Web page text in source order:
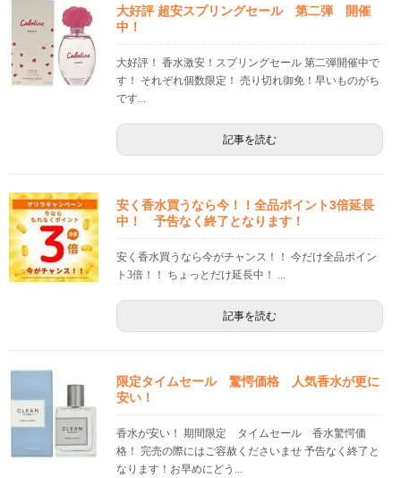
大好評 超安スプリングセール 第二弾 開催
中！
大好評！ 香水激安！スプリングセール 第二弾開催中で
す！ それぞれ個数限定！ 売り切れ御免！早いものがち
です...
記事を読む
安く香水買うなら今！！全品ポイント3倍延長
中！ 予告なく終了となります！
安く香水買うなら今がチャンス！！ 今だけ全品ポイン
ト3倍！！ ちょっとだけ延長中！ ...
記事を読む
限定タイムセール 驚愕価格 人気香水が更に
安い！
香水が安い！ 期間限定 タイムセール 香水驚愕価
格！ 完売の際にはご容赦くださいませ 予告なく終了と
なります！お早めにどう...